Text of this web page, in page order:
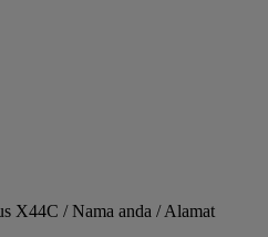
X44C / Nama anda / Alamat